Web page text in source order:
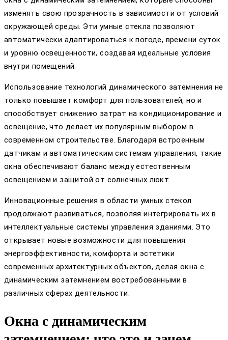
изменять свою прозрачность в зависимости от условий
окружающей среды. Эти умные стекла позволяют
автоматически адаптироваться к погоде, времени суток
и уровню освещенности, создавая идеальные условия
внутри помещений.
Использование технологий динамического затемнения не
только повышает комфорт для пользователей, но и
способствует снижению затрат на кондиционирование и
освещение, что делает их популярным выбором в
современном строительстве. Благодаря встроенным
датчикам и автоматическим системам управления, такие
окна обеспечивают баланс между естественным
освещением и защитой от солнечных люкт
Инновационные решения в области умных стекол
продолжают развиваться, позволяя интегрировать их в
интеллектуальные системы управления зданиями. Это
открывает новые возможности для повышения
энергоэффективности, комфорта и эстетики
современных архитектурных объектов, делая окна с
динамическим затемнением востребованными в
различных сферах деятельности.
Окна с динамическим